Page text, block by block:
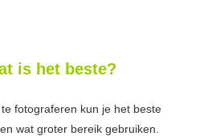
is het beste?
fotograferen kun je het beste
wat groter bereik gebruiken.